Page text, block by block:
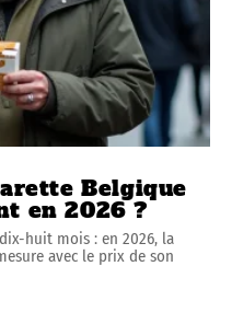
Belgique
en 2026 ?
huit mois : en 2026, la
avec le prix de son